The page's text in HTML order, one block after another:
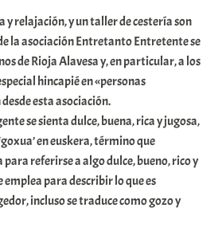
y relajación, y un taller de cestería son
la asociación Entretanto Entretente se
de Rioja Alavesa y, en particular, a los
hincapié en «personas
esta asociación.
se sienta dulce, buena, rica y jugosa,
en euskera, término que
referirse a algo dulce, bueno, rico y
para describir lo que es
incluso se traduce como gozo y